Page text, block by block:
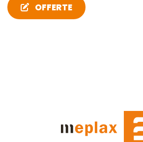
OFFERTE